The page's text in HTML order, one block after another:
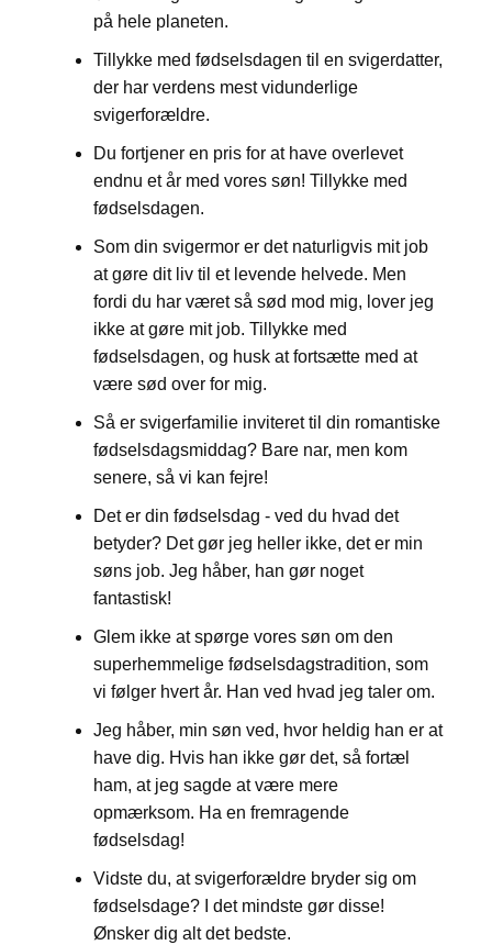
på hele planeten.
Tillykke med fødselsdagen til en svigerdatter,
der har verdens mest vidunderlige
svigerforældre.
Du fortjener en pris for at have overlevet
endnu et år med vores søn! Tillykke med
fødselsdagen.
Som din svigermor er det naturligvis mit job
at gøre dit liv til et levende helvede. Men
fordi du har været så sød mod mig, lover jeg
ikke at gøre mit job. Tillykke med
fødselsdagen, og husk at fortsætte med at
være sød over for mig.
Så er svigerfamilie inviteret til din romantiske
fødselsdagsmiddag? Bare nar, men kom
senere, så vi kan fejre!
Det er din fødselsdag - ved du hvad det
betyder? Det gør jeg heller ikke, det er min
søns job. Jeg håber, han gør noget
fantastisk!
Glem ikke at spørge vores søn om den
superhemmelige fødselsdagstradition, som
vi følger hvert år. Han ved hvad jeg taler om.
Jeg håber, min søn ved, hvor heldig han er at
have dig. Hvis han ikke gør det, så fortæl
ham, at jeg sagde at være mere
opmærksom. Ha en fremragende
fødselsdag!
Vidste du, at svigerforældre bryder sig om
fødselsdage? I det mindste gør disse!
Ønsker dig alt det bedste.